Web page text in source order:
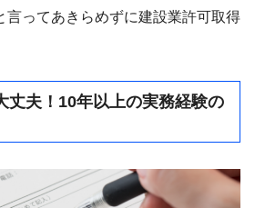
言ってあきらめずに建設業許可取得
丈夫！10年以上の実務経験の